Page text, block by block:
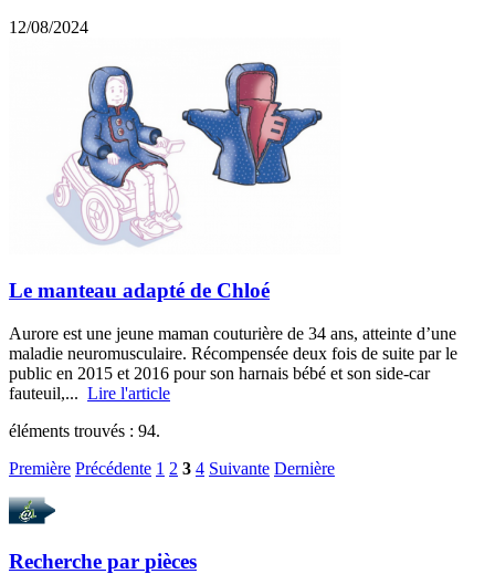
12/08/2024
Le manteau adapté de Chloé
Aurore est une jeune maman couturière de 34 ans, atteinte d’une
maladie neuromusculaire. Récompensée deux fois de suite par le
public en 2015 et 2016 pour son harnais bébé et son side-car
fauteuil,... Lire l'article
éléments trouvés : 94.
Première Précédente 1 2 3 4 Suivante Dernière
Recherche par pièces